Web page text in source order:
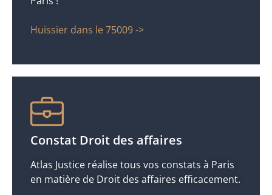
Huissier dans le 75009 ->
Constat Droit des affaires
Atlas Justice réalise tous vos constats à Paris
en matière de Droit des affaires efficacement.